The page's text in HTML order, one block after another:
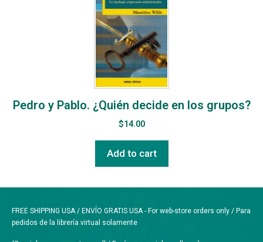
Pedro y Pablo. ¿Quién decide en los grupos?
$14.00
Add to cart
FREE SHIPPING USA / ENVÍO GRATIS USA - For web-store orders only / Para
pedidos de la librería virtual solamente